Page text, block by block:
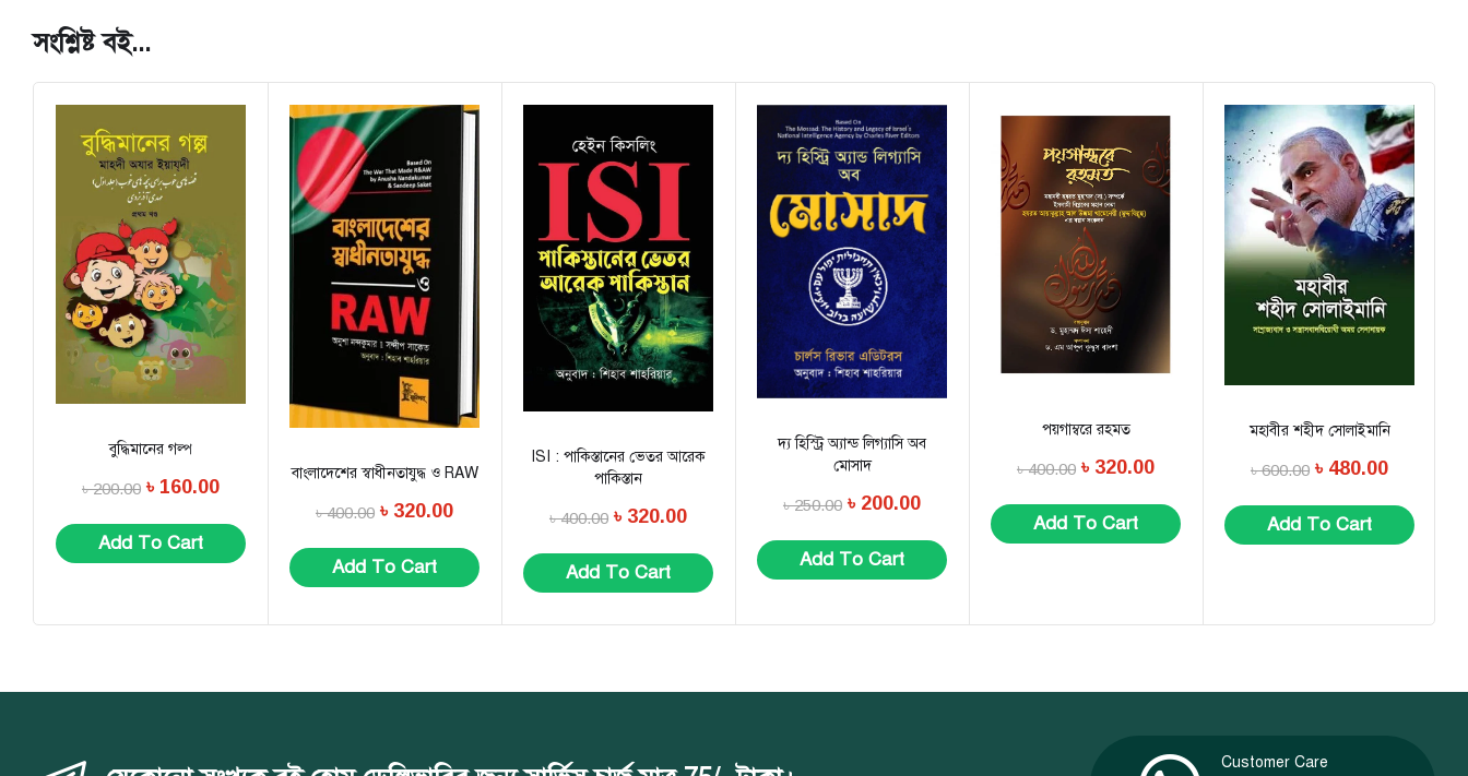
সংশ্লিষ্ট বই...
বুদ্ধিমানের গল্প
৳200.00 ৳ 160.00
Add To Cart
বাংলাদেশের স্বাধীনতাযুদ্ধ ও RAW
৳400.00 ৳ 320.00
Add To Cart
ISI : পাকিস্তানের ভেতর আরেক
পাকিস্তান
৳400.00 ৳ 320.00
Add To Cart
দ্য হিস্ট্রি অ্যান্ড লিগ্যাসি অব
মোসাদ
৳250.00 ৳ 200.00
Add To Cart
পয়গাম্বরে রহমত
৳400.00 ৳ 320.00
Add To Cart
মহাবীর শহীদ সোলাইমানি
৳600.00 ৳ 480.00
Add To Cart
Customer Care